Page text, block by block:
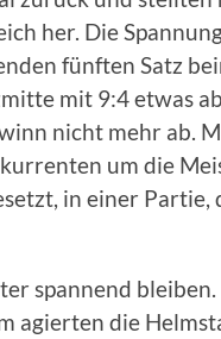
her. Die
fünften Satz
mit 9:4 etwas
nicht mehr ab.
um die
in einer
spannend
agierten die